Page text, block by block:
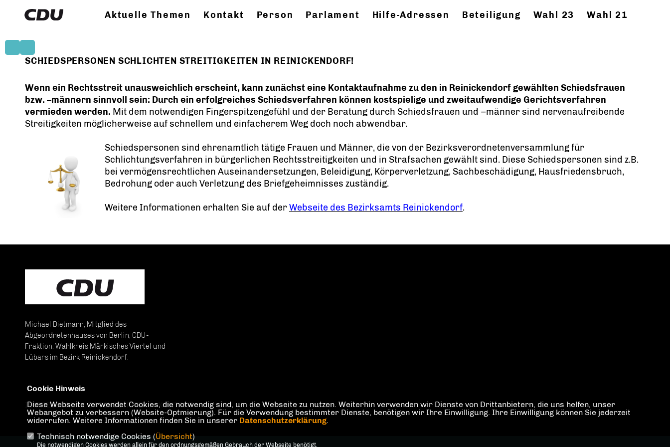
Aktuelle Themen Kontakt Person Parlament Hilfe-Adressen Beteiligung Wahl 23 Wahl 21
SCHIEDSPERSONEN SCHLICHTEN STREITIGKEITEN IN REINICKENDORF!
Wenn ein Rechtsstreit unausweichlich erscheint, kann zunächst eine Kontaktaufnahme zu den in Reinickendorf gewählten Schiedsfrauen
bzw. –männern sinnvoll sein: Durch ein erfolgreiches Schiedsverfahren können kostspielige und zweitaufwendige Gerichtsverfahren
vermieden werden. Mit dem notwendigen Fingerspitzengefühl und der Beratung durch Schiedsfrauen und –männer sind nervenaufreibende
Streitigkeiten möglicherweise auf schnellem und einfacherem Weg doch noch abwendbar.
Schiedspersonen sind ehrenamtlich tätige Frauen und Männer, die von der Bezirksverordnetenversammlung für
Schlichtungsverfahren in bürgerlichen Rechtsstreitigkeiten und in Strafsachen gewählt sind. Diese Schiedspersonen sind z.B.
bei vermögensrechtlichen Auseinandersetzungen, Beleidigung, Körperverletzung, Sachbeschädigung, Hausfriedensbruch,
Bedrohung oder auch Verletzung des Briefgeheimnisses zuständig.
Weitere Informationen erhalten Sie auf derWebseite des Bezirksamts Reinickendorf.
Michael Dietmann, Mitglied des
Abgeordnetenhauses von Berlin, CDU-
Fraktion. Wahlkreis Märkisches Viertel und
Lübars im Bezirk Reinickendorf.
IMPRESSUM DATENSCHUTZ KONTAKT
Cookie Hinweis
Diese Webseite verwendet Cookies, die notwendig sind, um die Webseite zu nutzen. Weiterhin verwenden wir Dienste von Drittanbietern, die uns helfen, unser
Webangebot zu verbessern (Website-Optmierung). Für die Verwendung bestimmter Dienste, benötigen wir Ihre Einwilligung. Ihre Einwilligung können Sie jederzeit
widerrufen. Weitere Informationen finden Sie in unserer Datenschutzerklärung.
Technisch notwendige Cookies (Übersicht)
Die notwendigen Cookies werden allein für den ordnungsgemäßen Gebrauch der Webseite benötigt.